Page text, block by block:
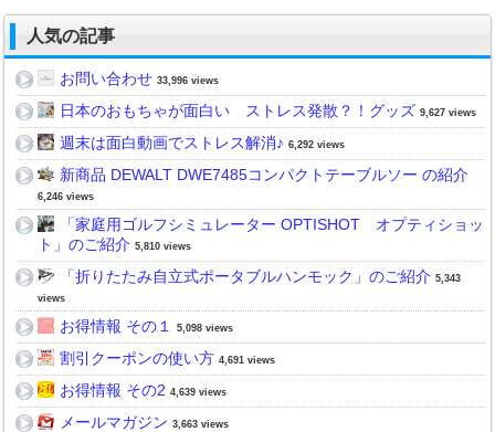
人気の記事
お問い合わせ 33,996 views
日本のおもちゃが面白い ストレス発散？！グッズ 9,627 views
週末は面白動画でストレス解消♪ 6,292 views
新商品 DEWALT DWE7485コンパクトテーブルソー の紹介
6,246 views
「家庭用ゴルフシミュレーター OPTISHOT オプティショッ
ト」のご紹介 5,810 views
「折りたたみ自立式ポータブルハンモック」のご紹介 5,343
views
お得情報 その１ 5,098 views
割引クーポンの使い方 4,691 views
お得情報 その2 4,639 views
メールマガジン 3,663 views